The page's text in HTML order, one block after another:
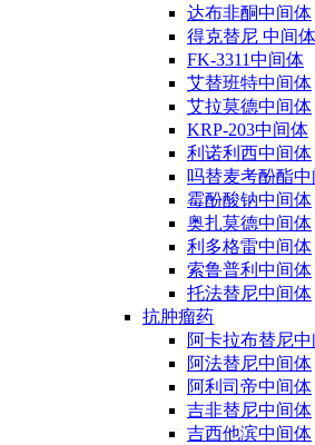
达布非酮中间体
得克替尼 中间体
FK-3311中间体
艾替班特中间体
艾拉莫德中间体
KRP-203中间体
利诺利西中间体
吗替麦考酚酯
霉酚酸钠中间体
奥扎莫德中间体
利多格雷中间体
索鲁普利中间体
托法替尼中间体
抗肿瘤药
阿卡拉布替尼
阿法替尼中间体
阿利司帝中间体
吉非替尼中间体
吉西他滨中间体